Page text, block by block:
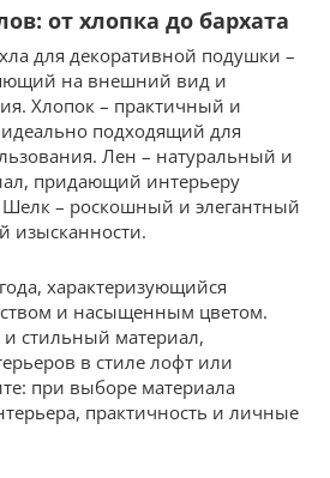
от хлопка до бархата
для декоративной подушки –
на внешний вид и
Хлопок – практичный и
подходящий для
Лен – натуральный и
придающий интерьеру
Шелк – роскошный и элегантный
изысканности.
характеризующийся
и насыщенным цветом.
стильный материал,
в стиле лофт или
при выборе материала
практичность и личные